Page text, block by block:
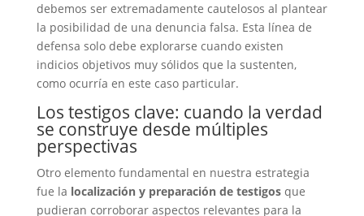
debemos ser extremadamente cautelosos al plantear
la posibilidad de una denuncia falsa. Esta línea de
defensa solo debe explorarse cuando existen
indicios objetivos muy sólidos que la sustenten,
como ocurría en este caso particular.
Los testigos clave: cuando la verdad
se construye desde múltiples
perspectivas
Otro elemento fundamental en nuestra estrategia
fue la localización y preparación de testigosque
pudieran corroborar aspectos relevantes para la